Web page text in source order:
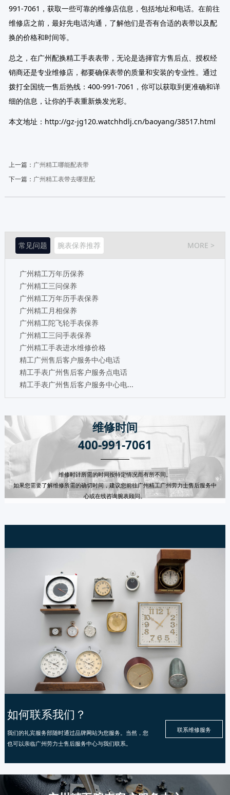
991-7061，获取一些可靠的维修店信息，包括地址和电话。在前往
维修店之前，最好先电话沟通，了解他们是否有合适的表带以及配
换的价格和时间等。
总之，在广州配换精工手表表带，无论是选择官方售后点、授权经
销商还是专业维修店，都要确保表带的质量和安装的专业性。通过
拨打全国统一售后热线：400-991-7061，你可以获取到更准确和详
细的信息，让你的手表重新焕发光彩。
本文地址：http://gz-jg120.watchhdlj.cn/baoyang/38517.html
上一篇： 广州精工哪能配表带
下一篇： 广州精工表带去哪里配
常见问题 腕表保养推荐 MORE >
广州精工万年历保养
广州精工三问保养
广州精工万年历手表保养
广州精工月相保养
广州精工陀飞轮手表保养
广州精工三问手表保养
广州精工手表进水维修价格
精工广州售后客户服务中心电话
精工手表广州售后客户服务点电话
精工手表广州售后客户服务中心电...
维修时间
400-991-7061
维修时计所需的时间按特定情况而有所不同。
如果您需要了解维修所需的确切时间，建议您前往广州精工广州劳力士售后服务中
心或在线咨询腕表顾问。
如何联系我们？
我们的礼宾服务部随时通过品牌网站为您服务。当然，您
也可以亲临广州劳力士售后服务中心与我们联系。
联系维修服务